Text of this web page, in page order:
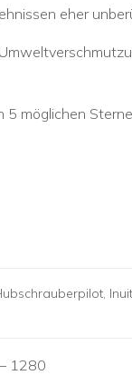
eher
5 möglichen
, Inuit
1280